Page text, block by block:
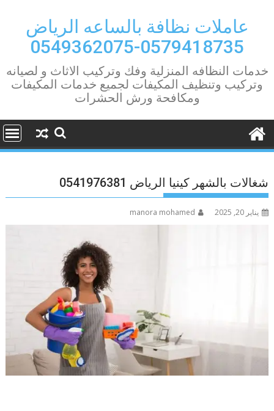
contentعاملات نظافة بالساعه الرياض
0579418735-0549362075
خدمات النظافه المنزلية وفك وتركيب الاثاث و لصيانه
وتركيب وتنظيف المكيفات لجميع خدمات المكيفات
ومكافحة ورش الحشرات
شغالات بالشهر كينيا الرياض 0541976381
يناير 20, 2025 manora mohamed